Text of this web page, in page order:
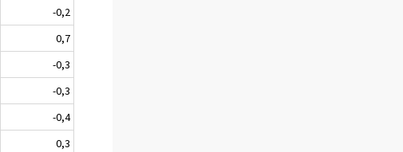
-0,2
0,7
-0,3
-0,3
-0,4
0,3